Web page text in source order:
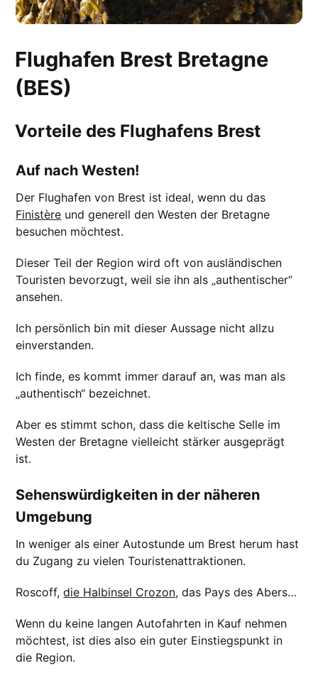
Flughafen Brest Bretagne
(BES)
Vorteile des Flughafens Brest
Auf nach Westen!
Der Flughafen von Brest ist ideal, wenn du das
Finistère und generell den Westen der Bretagne
besuchen möchtest.
Dieser Teil der Region wird oft von ausländischen
Touristen bevorzugt, weil sie ihn als „authentischer“
ansehen.
Ich persönlich bin mit dieser Aussage nicht allzu
einverstanden.
Ich finde, es kommt immer darauf an, was man als
„authentisch“ bezeichnet.
Aber es stimmt schon, dass die keltische Selle im
Westen der Bretagne vielleicht stärker ausgeprägt
ist.
Sehenswürdigkeiten in der näheren
Umgebung
In weniger als einer Autostunde um Brest herum hast
du Zugang zu vielen Touristenattraktionen.
Roscoff,die Halbinsel Crozon, das Pays des Abers…
Wenn du keine langen Autofahrten in Kauf nehmen
möchtest, ist dies also ein guter Einstiegspunkt in
die Region.